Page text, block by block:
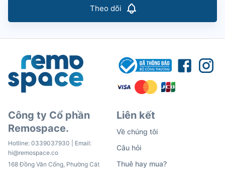
Theo dõi
Công ty Cổ phần
Remospace.
Hotline: 0339037930 | Email:
hi@remospace.co
168 Đồng Văn Cống, Phường Cát
Liên kết
Về chúng tôi
Câu hỏi
Thuê hay mua?